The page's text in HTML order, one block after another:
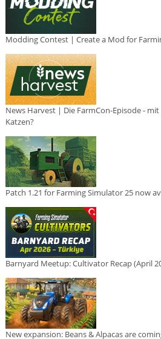
Modding Contest | Create a Mod for
News Harvest | Die FarmCon-Episode -
Katzen?
Patch 1.21 for Farming Simulator 25 now
Barnyard Meetup: Cultivator Recap (April
New expansion: Beans & Alpacas are